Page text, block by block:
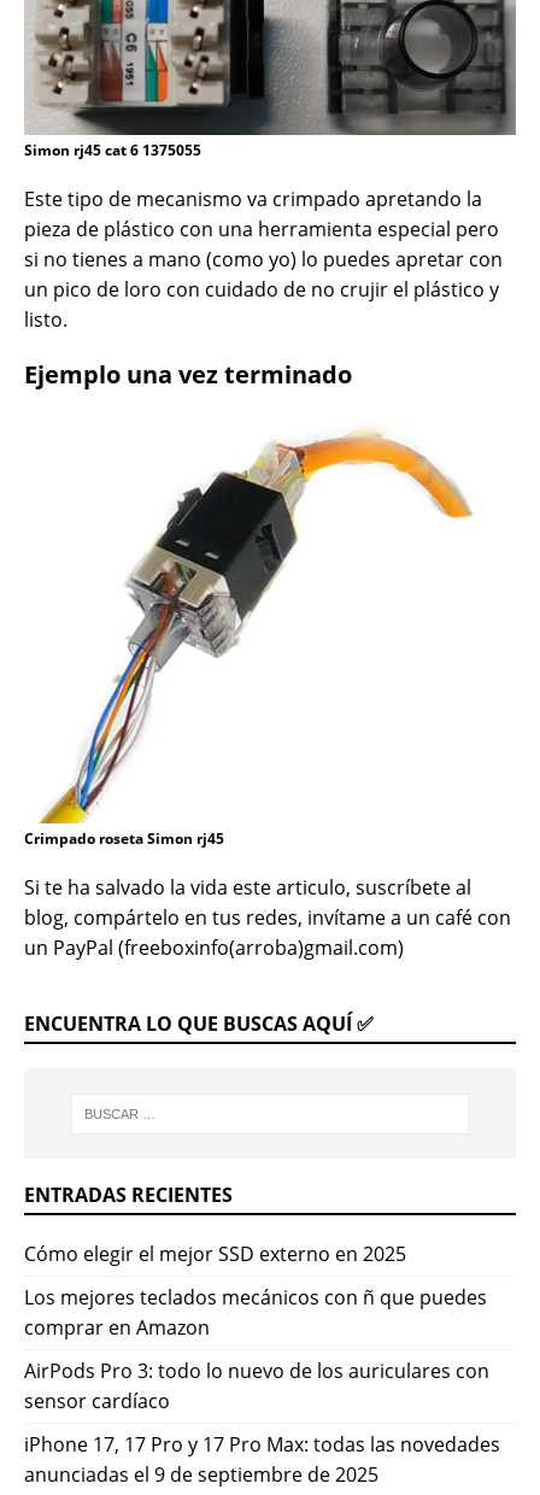
Simon rj45 cat 6 1375055
Este tipo de mecanismo va crimpado apretando la
pieza de plástico con una herramienta especial pero
si no tienes a mano (como yo) lo puedes apretar con
un pico de loro con cuidado de no crujir el plástico y
listo.
Ejemplo una vez terminado
Crimpado roseta Simon rj45
Si te ha salvado la vida este articulo, suscríbete al
blog, compártelo en tus redes, invítame a un café con
un PayPal (freeboxinfo(arroba)gmail.com)
ENCUENTRA LO QUE BUSCAS AQUÍ ✅
ENTRADAS RECIENTES
Cómo elegir el mejor SSD externo en 2025
Los mejores teclados mecánicos con ñ que puedes
comprar en Amazon
AirPods Pro 3: todo lo nuevo de los auriculares con
sensor cardíaco
iPhone 17, 17 Pro y 17 Pro Max: todas las novedades
anunciadas el 9 de septiembre de 2025